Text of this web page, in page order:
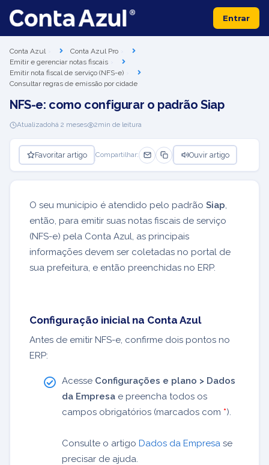
Entrar
Conta Azul
Conta Azul Pro
Emitir e gerenciar notas fiscais
Emitir nota fiscal de serviço (NFS-e)
Consultar regras de emissão por cidade
NFS-e: como configurar o padrão Siap
Atualizadohá 2 meses 2min de leitura
Favoritar artigo Compartilhar: Ouvir artigo
O seu município é atendido pelo padrão Siap,
então, para emitir suas notas fiscais de serviço
(NFS-e) pela Conta Azul, as principais
informações devem ser coletadas no portal de
sua prefeitura, e então preenchidas no ERP.
Configuração inicial na Conta Azul
Antes de emitir NFS-e, confirme dois pontos no
ERP:
Acesse Configurações e plano > Dados
da Empresa e preencha todos os
campos obrigatórios (marcados com *).
Consulte o artigo Dados da Empresa se
precisar de ajuda.